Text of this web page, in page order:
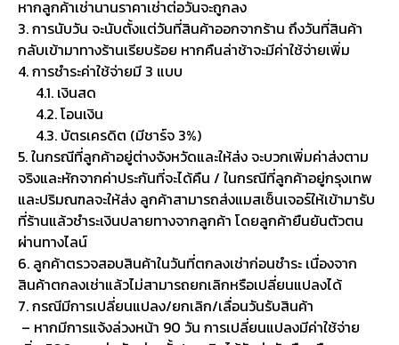
หากลูกค้าเช่านานราคาเช่าต่อวันจะถูกลง
3. การนับวัน จะนับตั้งแต่วันที่สินค้าออกจากร้าน ถึงวันที่สินค้า
กลับเข้ามาทางร้านเรียบร้อย หากคืนล่าช้าจะมีค่าใช้จ่ายเพิ่ม
4. การชำระค่าใช้จ่ายมี 3 แบบ
4.1. เงินสด
4.2. โอนเงิน
4.3. บัตรเครดิต (มีชาร์จ 3%)
5. ในกรณีที่ลูกค้าอยู่ต่างจังหวัดและให้ส่ง จะบวกเพิ่มค่าส่งตาม
จริงและหักจากค่าประกันที่จะได้คืน / ในกรณีที่ลูกค้าอยู่กรุงเทพ
และปริมณฑลจะให้ส่ง ลูกค้าสามารถส่งแมสเซ็นเจอร์ให้เข้ามารับ
ที่ร้านแล้วชำระเงินปลายทางจากลูกค้า โดยลูกค้ายืนยันตัวตน
ผ่านทางไลน์
6. ลูกค้าตรวจสอบสินค้าในวันที่ตกลงเช่าก่อนชำระ เนื่องจาก
สินค้าตกลงเช่าแล้วไม่สามารถยกเลิกหรือเปลี่ยนแปลงได้
7. กรณีมีการเปลี่ยนแปลง/ยกเลิก/เลื่อนวันรับสินค้า
– หากมีการแจ้งล่วงหน้า 90 วัน การเปลี่ยนแปลงมีค่าใช้จ่าย